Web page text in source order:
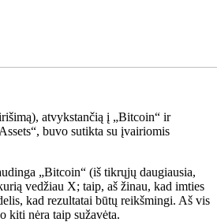
atvykstančią į „Bitcoin“ ir
buvo sutikta su įvairiomis
„Bitcoin“ (iš tikrųjų daugiausia,
vedžiau X; taip, aš žinau, kad imties
kad rezultatai būtų reikšmingi. Aš vis
kiti nėra taip sužavėta.